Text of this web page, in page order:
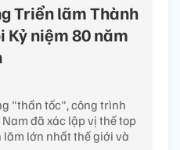
Triển lãm Thành
Kỷ niệm 80 năm
"thần tốc", công trình
đã xác lập vị thế top
lớn nhất thế giới và